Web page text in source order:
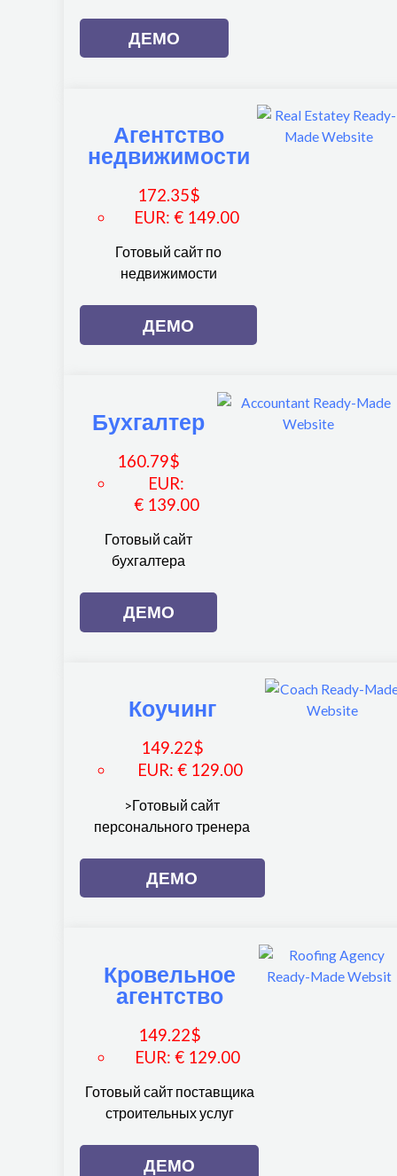
ДЕМО
Агентство
недвижимости
172.35$
EUR: € 149.00
Готовый сайт по
недвижимости
ДЕМО
Бухгалтер
160.79$
EUR:
€ 139.00
Готовый сайт
бухгалтера
ДЕМО
Коучинг
149.22$
EUR: € 129.00
>Готовый сайт
персонального тренера
ДЕМО
Кровельное
агентство
149.22$
EUR: € 129.00
Готовый сайт поставщика
строительных услуг
ДЕМО